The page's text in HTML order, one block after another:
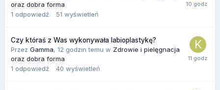
oraz dobra forma
1 odpowiedź 51 wyświetleń
Czy któraś z Was wykonywała labioplastykę?
Przez Gamma, 12 godzin temu w Zdrowie i pielęgnacja
oraz dobra forma
1 odpowiedź 40 wyświetleń